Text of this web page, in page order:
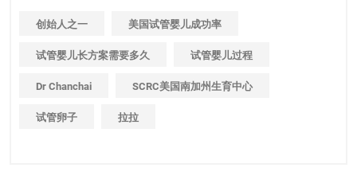
创始人之一 美国试管婴儿成功率
试管婴儿长方案需要多久 试管婴儿过程
Dr Chanchai SCRC美国南加州生育中心
试管卵子 拉拉